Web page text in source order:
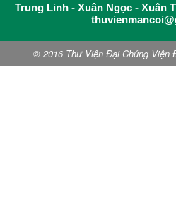
Trung Linh - Xuân Ngọc - Xuân
© 2016 Thư Viện Đại Chủng Viện